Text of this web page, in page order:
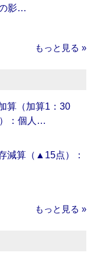
影…
もっと見る »
算（加算1：30
：個人…
減算（▲15点）：
もっと見る »